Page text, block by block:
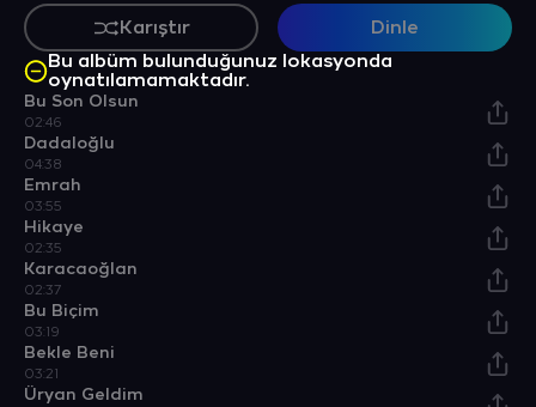
Karıştır
Dinle
Bu albüm bulunduğunuz lokasyonda
oynatılamamaktadır.
Bu Son Olsun
02:46
Dadaloğlu
04:38
Emrah
03:55
Hikaye
02:35
Karacaoğlan
02:37
Bu Biçim
03:19
Bekle Beni
03:21
Üryan Geldim